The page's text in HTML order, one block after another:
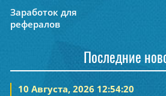
Заработок для
рефералов
Последние
10 Августа, 2026 12:54:20